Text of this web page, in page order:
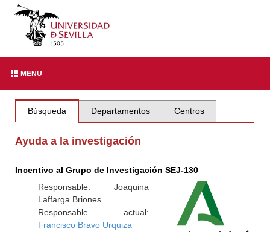
MENU
Búsqueda Departamentos Centros
Ayuda a la investigación
Incentivo al Grupo de Investigación SEJ-130
Responsable: Joaquina
Laffarga Briones
Responsable actual:
Francisco Bravo Urquiza